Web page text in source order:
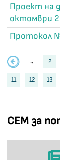
СЕМ за
Проект на
октомври
Протокол
.. 2
11 12 13